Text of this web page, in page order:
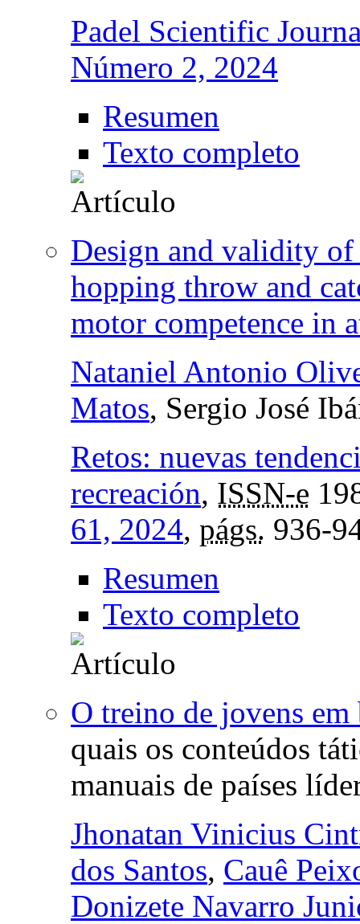
Padel Scientific
Número 2, 2024
Resumen
Texto completo
Design and validity
hopping throw and
motor competence in
Nataniel Antonio
Matos, Sergio José
Retos: nuevas
recreación, ISSN-e
61, 2024, págs. 936-
Resumen
Texto completo
O treino de jovens
quais os conteúdos
manuais de países
Jhonatan Vinicius
dos Santos, Cauê
Donizete Navarro